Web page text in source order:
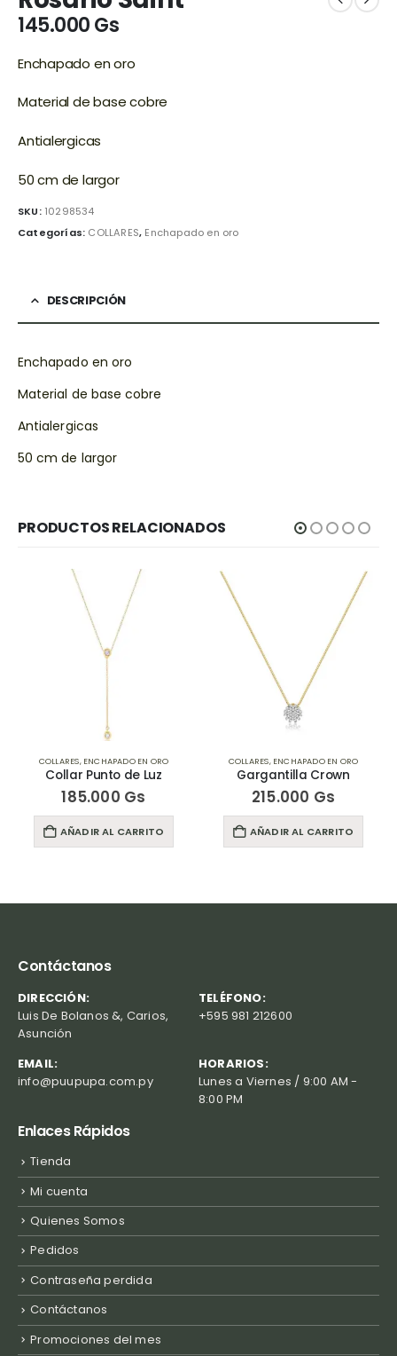
145.000Gs
Enchapado en oro
Material de base cobre
Antialergicas
50 cm de largor
SKU: 10298534
Categorías: COLLARES, Enchapado en oro
DESCRIPCIÓN
Enchapado en oro
Material de base cobre
Antialergicas
50 cm de largor
PRODUCTOS RELACIONADOS
COLLARES, ENCHAPADO EN ORO
Collar Punto de Luz
185.000 Gs
AÑADIR AL CARRITO
COLLARES, ENCHAPADO EN ORO
Gargantilla Crown
215.000 Gs
AÑADIR AL CARRITO
Contáctanos
DIRECCIÓN:
Luis De Bolanos &, Carios,
Asunción
TELÉFONO:
+595 981 212600
EMAIL:
info@puupupa.com.py
HORARIOS:
Lunes a Viernes / 9:00 AM -
8:00 PM
Enlaces Rápidos
Tienda
Mi cuenta
Quienes Somos
Pedidos
Contraseña perdida
Contáctanos
Promociones del mes